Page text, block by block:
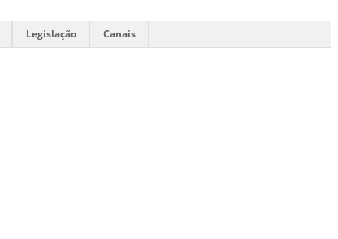
Legislação Canais